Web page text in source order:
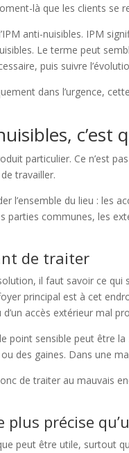
là que les clients
l’IPM anti-nuisibles. IPM
Le terme peut
puis suivre
dans l’urgence,
c’est
particulier. Ce n’est
travailler.
l’ensemble du lieu : les
parties communes, les
de traiter
il faut savoir ce qui
principal est à cet
d’un accès extérieur mal
point sensible peut être
des gaines. Dans une
de traiter au mauvais
plus précise
peut être utile, surtout